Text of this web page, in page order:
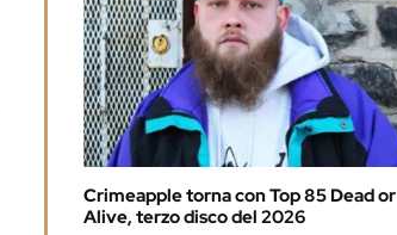
Crimeapple torna con Top 85 Dead or
Alive, terzo disco del 2026